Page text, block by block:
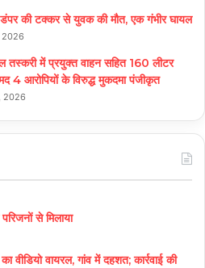
की टक्कर से युवक की मौत, एक गंभीर घायल
2026
तस्करी में प्रयुक्त वाहन सहित 160 लीटर
4 आरोपियों के विरुद्ध मुकदमा पंजीकृत
2026
से मिलाया
वीडियो वायरल, गांव में दहशत; कार्रवाई की